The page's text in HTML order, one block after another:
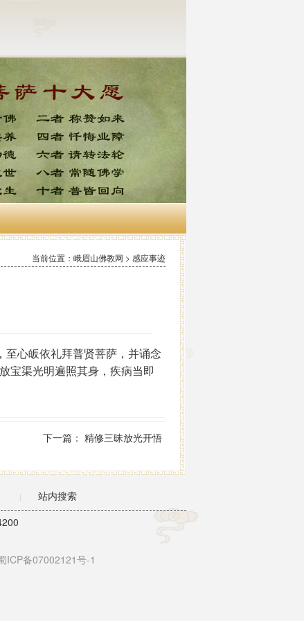
当前位置：峨眉山佛教网 > 感应事迹
心皈依礼拜普贤菩萨，并诵念
宝渠光明遍照其身，疾病当即
下一篇： 精修三昧放光开悟
|
站内搜索
ICP备07002121号-1